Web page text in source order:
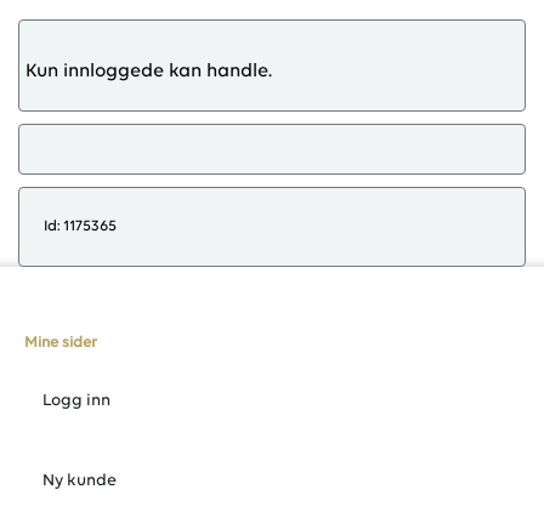
Kun innloggede kan handle.
Id: 1175365
Mine sider
Logg inn
Ny kunde